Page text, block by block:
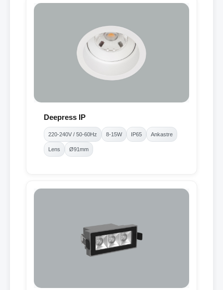
Deepress IP
220-240V / 50-60Hz 8-15W IP65 Ankastre
Lens Ø91mm